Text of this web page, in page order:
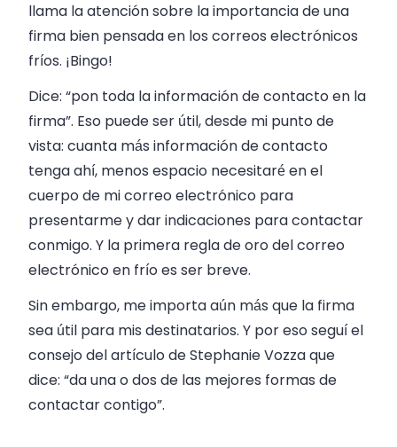
llama la atención sobre la importancia de una
firma bien pensada en los correos electrónicos
fríos. ¡Bingo!
Dice: “pon toda la información de contacto en la
firma”. Eso puede ser útil, desde mi punto de
vista: cuanta más información de contacto
tenga ahí, menos espacio necesitaré en el
cuerpo de mi correo electrónico para
presentarme y dar indicaciones para contactar
conmigo. Y la primera regla de oro del correo
electrónico en frío es ser breve.
Sin embargo, me importa aún más que la firma
sea útil para mis destinatarios. Y por eso seguí el
consejo del artículo de Stephanie Vozza que
dice: “da una o dos de las mejores formas de
contactar contigo”.